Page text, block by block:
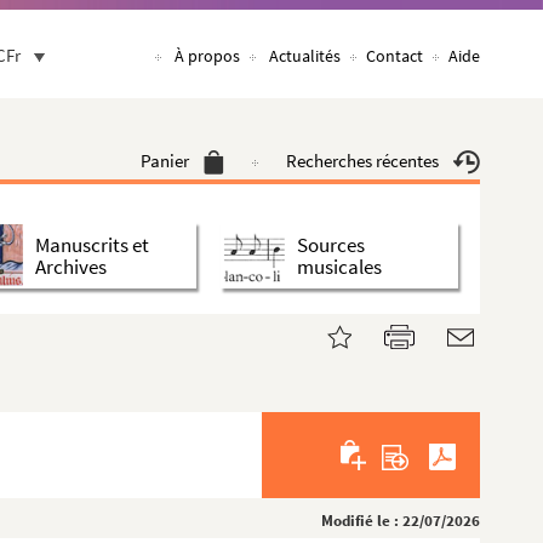
À propos Actualités Contact Aide
Panier Recherches récentes
Manuscrits et
Archives
Sources
musicales
Modifié le : 22/07/2026